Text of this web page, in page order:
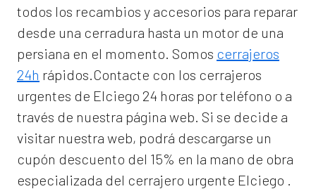
todos los recambios y accesorios para reparar
desde una cerradura hasta un motor de una
persiana en el momento. Somos cerrajeros
24h rápidos.Contacte con los cerrajeros
urgentes de Elciego 24 horas por teléfono o a
través de nuestra página web. Si se decide a
visitar nuestra web, podrá descargarse un
cupón descuento del 15% en la mano de obra
especializada del cerrajero urgente Elciego .